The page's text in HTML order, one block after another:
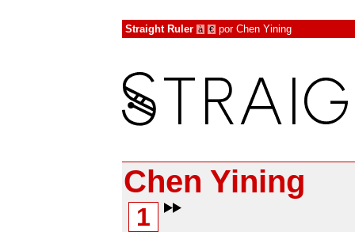
Straight Ruler à € por Chen Yining
Chen Yining
1